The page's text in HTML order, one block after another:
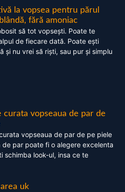
la vopsea pentru părul
fără amoniac
să tot vopsești. Poate te
de fiecare dată. Poate ești
și nu vrei să riști, sau pur și simplu
curata vopseaua de par de
vopseaua de par de pe piele
de par poate fi o alegere excelenta
schimba look-ul, insa ce te
uk